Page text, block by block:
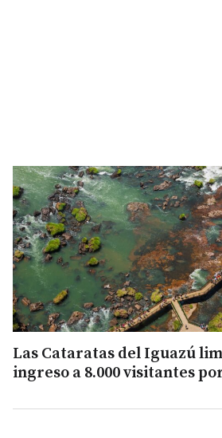
Las Cataratas del Iguazú
ingreso a 8.000 visitantes